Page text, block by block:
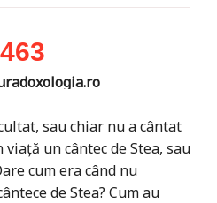
sau chiar nu a cântat
un cântec de Stea, sau
cum era când nu
de Stea? Cum au